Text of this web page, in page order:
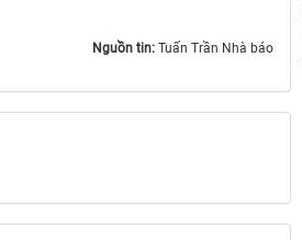
Nguồn tin: Tuấn Trần Nhà báo